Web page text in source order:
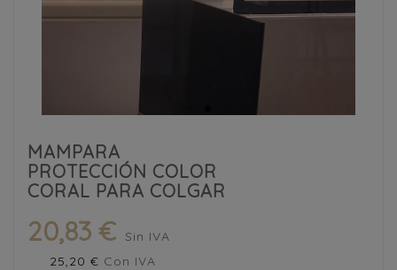
MAMPARA
PROTECCIÓN COLOR
CORAL PARA COLGAR
20,83 € Sin IVA
25,20 € Con IVA